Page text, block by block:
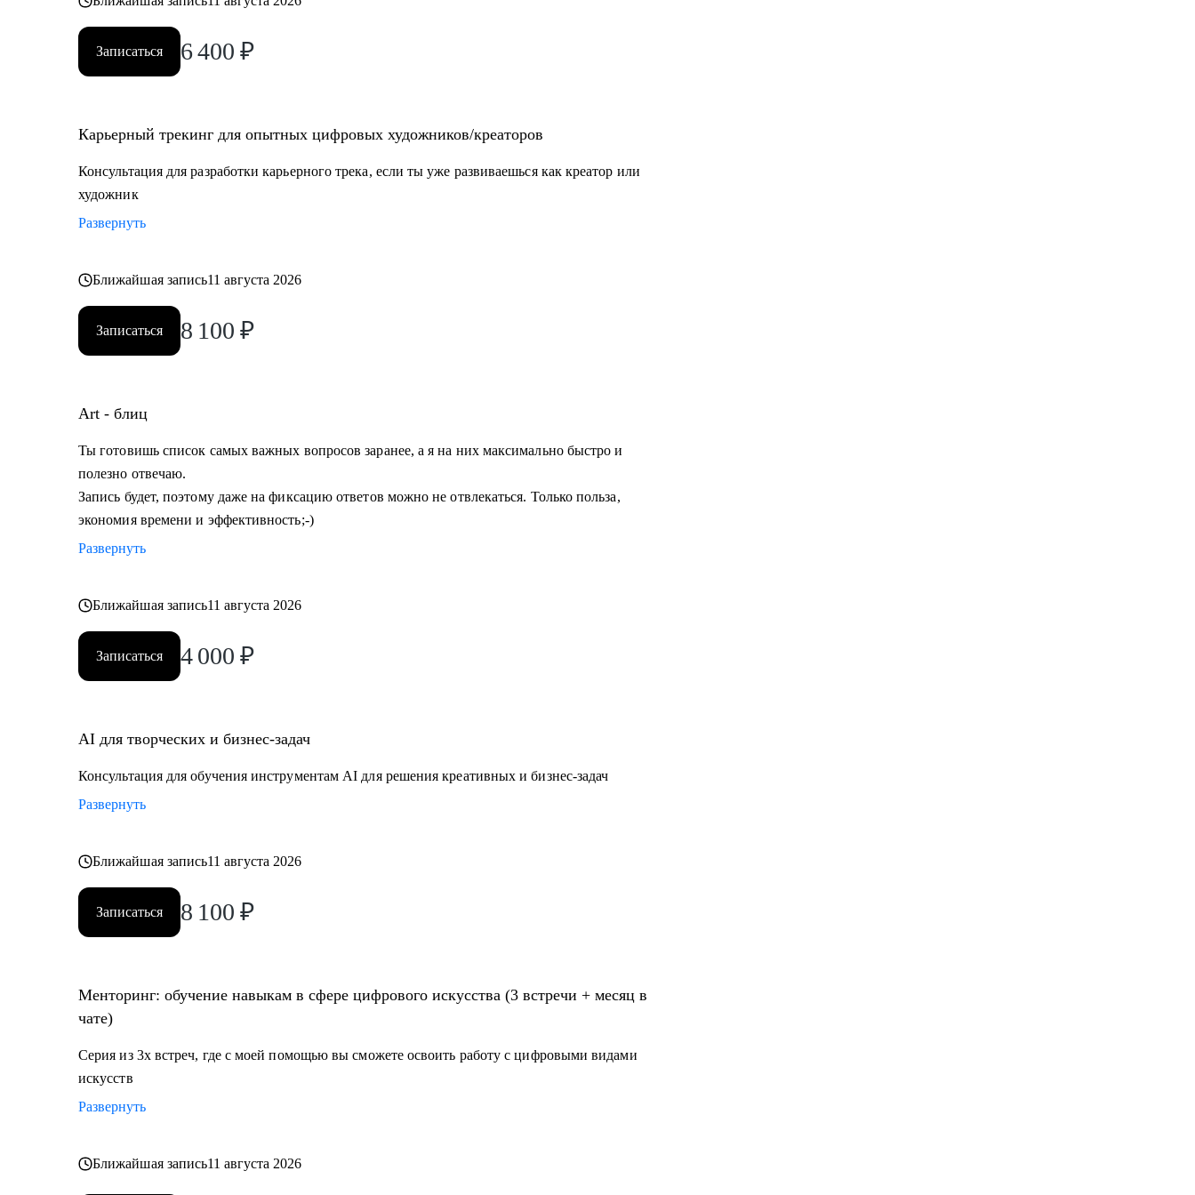
Записаться 6 400 ₽
Карьерный трекинг для опытных цифровых художников/креаторов
Консультация для разработки карьерного трека, если ты уже развиваешься как креатор или
художник
Развернуть
Ближайшая запись11 августа 2026
Записаться 8 100 ₽
Art - блиц
Ты готовишь список самых важных вопросов заранее, а я на них максимально быстро и
полезно отвечаю.
Запись будет, поэтому даже на фиксацию ответов можно не отвлекаться. Только польза,
экономия времени и эффективность;-)
Развернуть
Ближайшая запись11 августа 2026
Записаться 4 000 ₽
AI для творческих и бизнес-задач
Консультация для обучения инструментам AI для решения креативных и бизнес-задач
Развернуть
Ближайшая запись11 августа 2026
Записаться 8 100 ₽
Менторинг: обучение навыкам в сфере цифрового искусства (3 встречи + месяц в
чате)
Серия из 3х встреч, где с моей помощью вы сможете освоить работу с цифровыми видами
искусств
Развернуть
Ближайшая запись11 августа 2026